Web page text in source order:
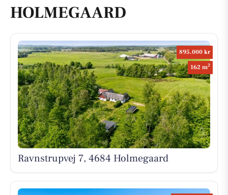
HOLMEGAARD
895.000 kr
162 m2
Ravnstrupvej 7, 4684 Holmegaard